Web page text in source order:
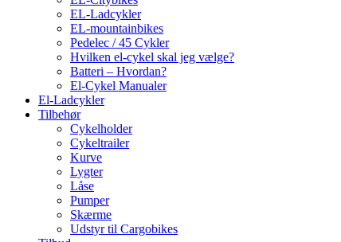
EL-Ladcykler
EL-mountainbikes
Pedelec / 45 Cykler
Hvilken el-cykel skal jeg vælge?
Batteri – Hvordan?
El-Cykel Manualer
El-Ladcykler
Tilbehør
Cykelholder
Cykeltrailer
Kurve
Lygter
Låse
Pumper
Skærme
Udstyr til Cargobikes